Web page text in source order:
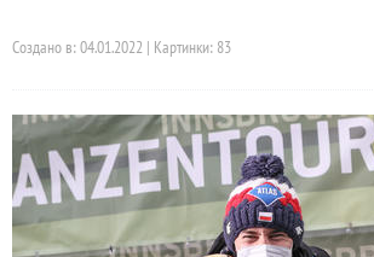
Создано в: 04.01.2022 | Картинки: 83